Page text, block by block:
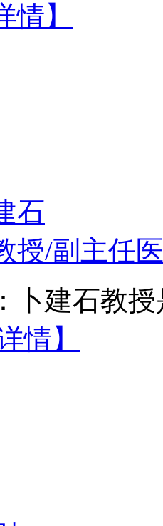
情】
石
授/副主任
建石教授
情】